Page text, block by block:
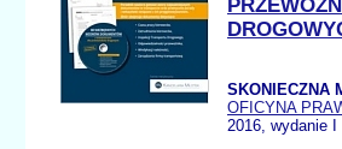
SKONIECZNA
OFICYNA
2016, wydanie I